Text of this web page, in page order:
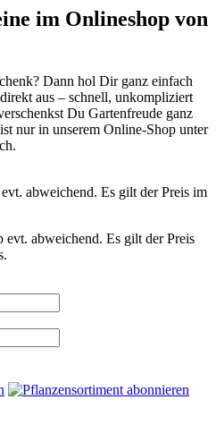
im Onlineshop von
Dann hol Dir ganz einfach
aus – schnell, unkompliziert
Du Gartenfreude ganz
nur in unserem Online-Shop unter
abweichend. Es gilt der Preis im
abweichend. Es gilt der Preis